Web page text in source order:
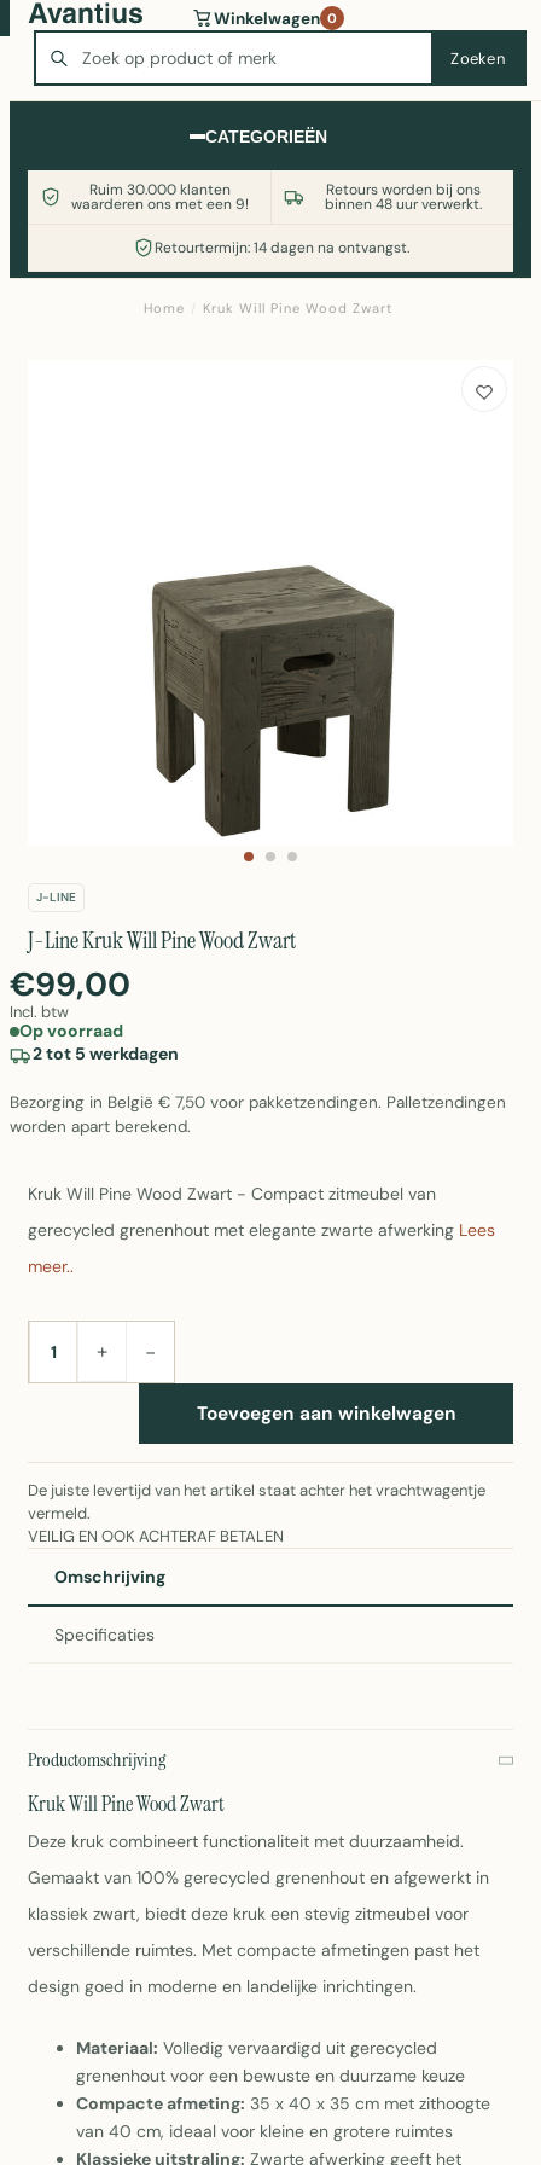
Zoeken
Winkelwagen 0
CATEGORIEËN
Ruim 30.000 klanten
waarderen ons met een 9!
Retours worden bij ons
binnen 48 uur verwerkt.
Retourtermijn: 14 dagen na ontvangst.
Wasmachine of koelkast nodig? Vergelijk alle prijzen op
Witgoedaanbod.nl
Home / Kruk Will Pine Wood Zwart
J-LINE
J-Line Kruk Will Pine Wood Zwart
€99,00
Incl. btw
Op voorraad
2 tot 5 werkdagen
Bezorging in België € 7,50 voor pakketzendingen. Palletzendingen
worden apart berekend.
Kruk Will Pine Wood Zwart - Compact zitmeubel van
gerecycled grenenhout met elegante zwarte afwerking Lees
meer..
AANTAL+ −
Toevoegen aan winkelwagen
De juiste levertijd van het artikel staat achter het vrachtwagentje
vermeld.
VEILIG EN OOK ACHTERAF BETALEN
Omschrijving
Specificaties
Productomschrijving
Kruk Will Pine Wood Zwart
Deze kruk combineert functionaliteit met duurzaamheid.
Gemaakt van 100% gerecycled grenenhout en afgewerkt in
klassiek zwart, biedt deze kruk een stevig zitmeubel voor
verschillende ruimtes. Met compacte afmetingen past het
design goed in moderne en landelijke inrichtingen.
Materiaal: Volledig vervaardigd uit gerecycled
grenenhout voor een bewuste en duurzame keuze
Compacte afmeting: 35 x 40 x 35 cm met zithoogte
van 40 cm, ideaal voor kleine en grotere ruimtes
Klassieke uitstraling: Zwarte afwerking geeft het